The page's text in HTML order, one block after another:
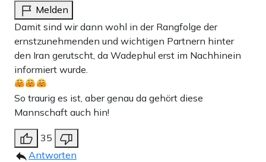
Melden
Damit sind wir dann wohl in der Rangfolge der
ernstzunehmenden und wichtigen Partnern hinter
den Iran gerutscht, da Wadephul erst im Nachhinein
informiert wurde.
So traurig es ist, aber genau da gehört diese
Mannschaft auch hin!
35
Antworten